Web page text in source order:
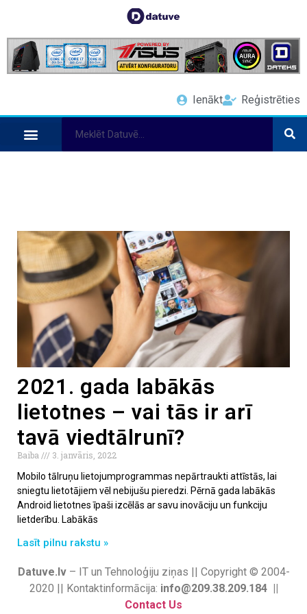
Ienākt Reģistrēties
2021. gada labākās
lietotnes – vai tās ir arī
tavā viedtālrunī?
Baiba
3. janvāris, 2022
Mobilo tālruņu lietojumprogrammas nepārtraukti attīstās, lai
sniegtu lietotājiem vēl nebijušu pieredzi. Pērnā gada labākās
Android lietotnes īpaši izcēlās ar savu inovāciju un funkciju
lietderību. Labākās
Lasīt pilnu rakstu »
Datuve.lv– IT un Tehnoloģiju ziņas || Copyright © 2004-
2020 || Kontaktinformācija: info@209.38.209.184 ||
Contact Us